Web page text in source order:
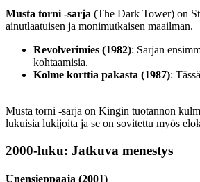
Musta torni -sarja (The Dark Tower) on
ainutlaatuisen ja monimutkaisen maailman.
Revolverimies (1982): Sarjan
kohtaamisia.
Kolme korttia pakasta (1987):
Musta torni -sarja on Kingin tuotannon
lukuisia lukijoita ja se on sovitettu myös
2000-luku: Jatkuva menestys
Unensieppaaja (2001)